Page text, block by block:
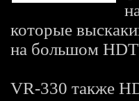
которые
на большом
VR-330 также